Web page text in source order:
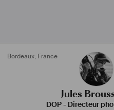
Bordeaux, France
Jules
DOP - Directeur
https://www.youtube.com/